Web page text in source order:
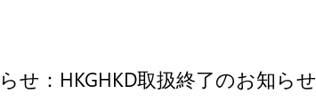
せ：HKGHKD取扱終了のお知らせ